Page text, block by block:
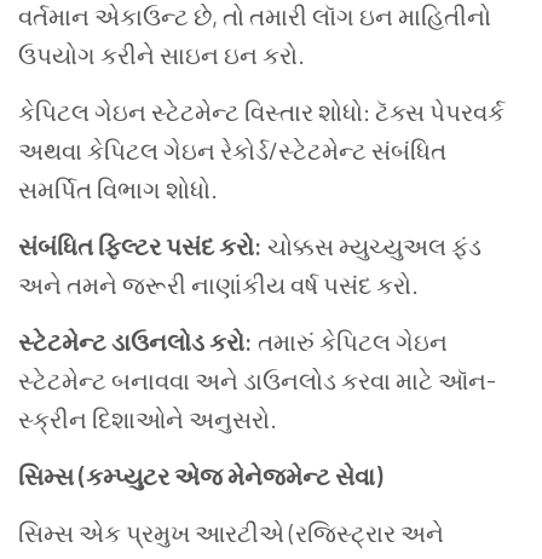
વર્તમાન એકાઉન્ટ છે, તો તમારી લૉગ ઇન માહિતીનો
ઉપયોગ કરીને સાઇન ઇન કરો.
કેપિટલ ગેઇન સ્ટેટમેન્ટ વિસ્તાર શોધો: ટૅક્સ પેપરવર્ક
અથવા કેપિટલ ગેઇન રેકોર્ડ/સ્ટેટમેન્ટ સંબંધિત
સમર્પિત વિભાગ શોધો.
સંબંધિત ફિલ્ટર પસંદ કરો: ચોક્કસ મ્યુચ્યુઅલ ફંડ
અને તમને જરૂરી નાણાંકીય વર્ષ પસંદ કરો.
સ્ટેટમેન્ટ ડાઉનલોડ કરો: તમારું કેપિટલ ગેઇન
સ્ટેટમેન્ટ બનાવવા અને ડાઉનલોડ કરવા માટે ઑન-
સ્ક્રીન દિશાઓને અનુસરો.
સિમ્સ (કમ્પ્યુટર એજ મેનેજમેન્ટ સેવા)
સિમ્સ એક પ્રમુખ આરટીએ (રજિસ્ટ્રાર અને